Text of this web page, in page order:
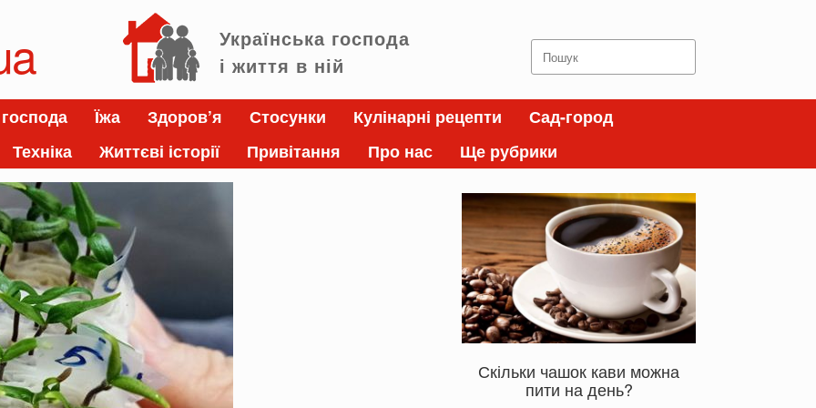
Українська господа
і життя в ній
Search
for:
Їжа Здоров’я Стосунки Кулінарні рецепти
Сад-город
Техніка Життєві історії Привітання Про нас Ще рубрики
Скільки чашок кави можна
пити на день?